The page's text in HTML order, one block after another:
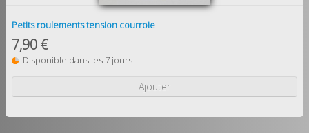
Petits roulements tension courroie
7,90 €
Disponible dans les 7 jours
Ajouter